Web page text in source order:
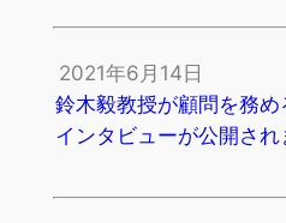
2021年6月14日
鈴木毅教授が顧問を務
インタビューが公開され